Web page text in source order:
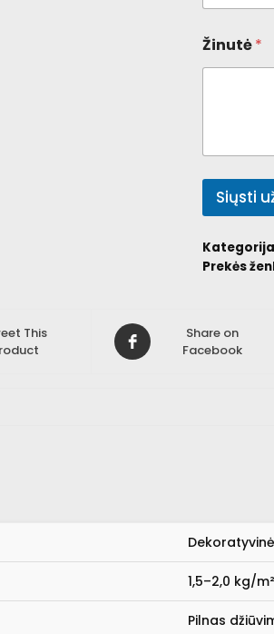
Žinutė*
Siųsti
Prekės
This
Share on
Facebook
1,5–2,0 kg/
Pilnas